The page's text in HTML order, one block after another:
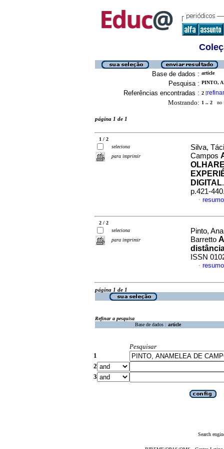
Base de dados : article
Pesquisa : PINTO,
Referências encontradas : 2 [refinar
Mostrando: 1 .. 2 no
página 1 de 1
1 / 2
seleciona
para imprimir
Silva,
Campos
DIGITAL
p.421-
·
2 / 2
seleciona
para imprimir
Pinto,
Barretto
ISSN
·
página 1 de 1
Refinar a pesquisa
Base de dados : article
Pesquisar
1
2
3
Search